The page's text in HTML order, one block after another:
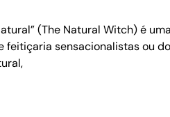
(The Natural Witch) é
feitiçaria sensacionalistas